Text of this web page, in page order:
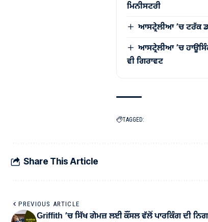
ਮਿਨੀਸਟਰੀ
ਆਸਟ੍ਰੇਲੀਆ ’ਚ ਟਰੱਕ
ਆਸਟ੍ਰੇਲੀਆ ’ਚ
ਵੀ ਗਿਰਾਵਟ
TAGGED:
Share This Article
PREVIOUS ARTICLE
Griffith ’ਚ ਸਿੱਖ ਗੇਮਜ਼ ਲਈ ਕੌਂਸਲ ਵੱਲੋਂ ਪਾਰਕਿੰਗ ਦੀ